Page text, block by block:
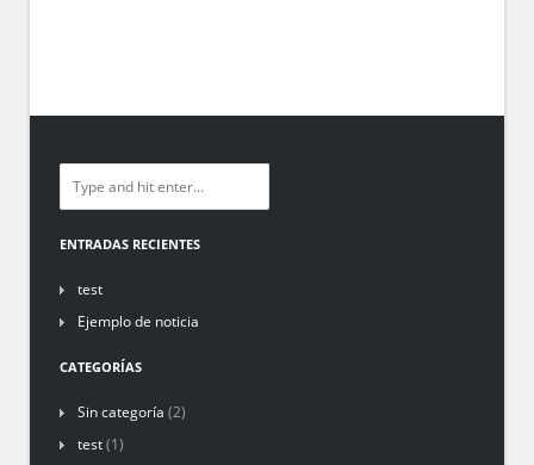
ENTRADAS RECIENTES
test
Ejemplo de noticia
CATEGORÍAS
Sin categoría (2)
test(1)